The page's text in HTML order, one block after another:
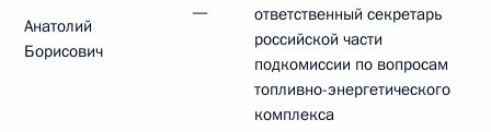
Анатолий
Борисович
—
ответственный секретарь
российской части
подкомиссии по вопросам
топливно-энергетического
комплекса